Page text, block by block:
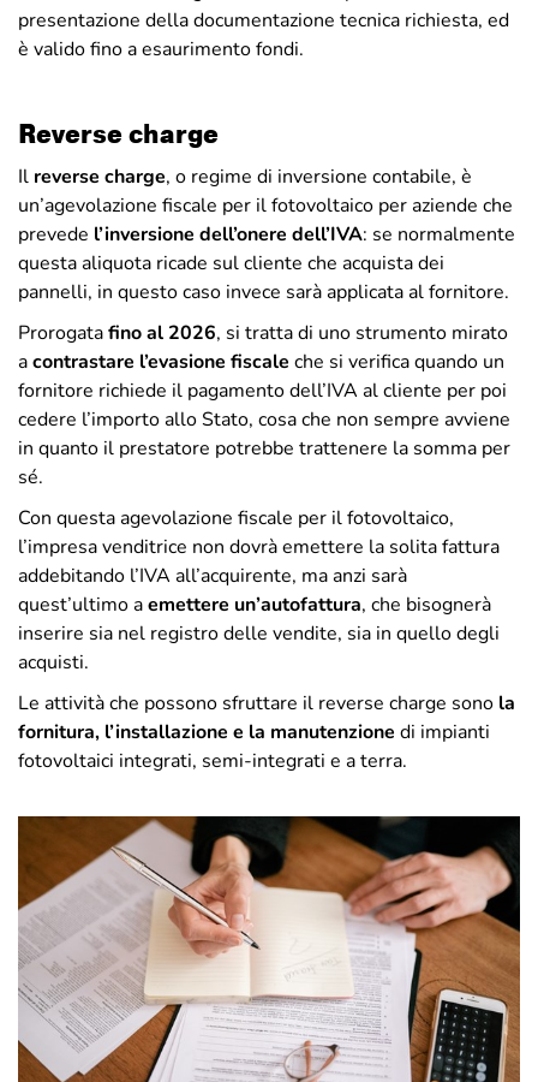
presentazione della documentazione tecnica richiesta, ed
è valido fino a esaurimento fondi.
Reverse charge
Il reverse charge, o regime di inversione contabile, è
un’agevolazione fiscale per il fotovoltaico per aziende che
prevede l’inversione dell’onere dell’IVA: se normalmente
questa aliquota ricade sul cliente che acquista dei
pannelli, in questo caso invece sarà applicata al fornitore.
Prorogatafino al 2026, si tratta di uno strumento mirato
acontrastare l’evasione fiscale che si verifica quando un
fornitore richiede il pagamento dell’IVA al cliente per poi
cedere l’importo allo Stato, cosa che non sempre avviene
in quanto il prestatore potrebbe trattenere la somma per
sé.
Con questa agevolazione fiscale per il fotovoltaico,
l’impresa venditrice non dovrà emettere la solita fattura
addebitando l’IVA all’acquirente, ma anzi sarà
quest’ultimo aemettere un’autofattura, che bisognerà
inserire sia nel registro delle vendite, sia in quello degli
acquisti.
Le attività che possono sfruttare il reverse charge sono la
fornitura, l’installazione e la manutenzione di impianti
fotovoltaici integrati, semi-integrati e a terra.